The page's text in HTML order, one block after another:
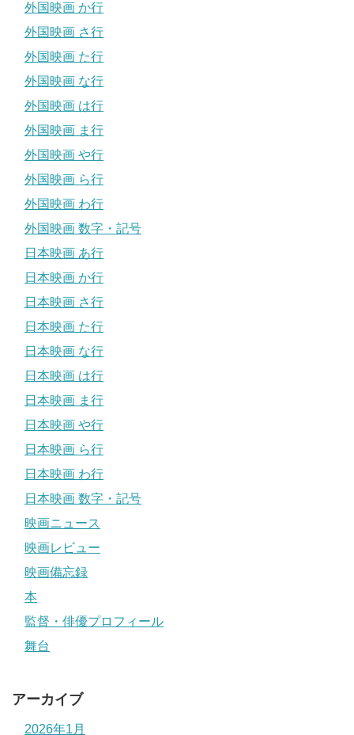
外国映画 か行
外国映画 さ行
外国映画 た行
外国映画 な行
外国映画 は行
外国映画 ま行
外国映画 や行
外国映画 ら行
外国映画 わ行
外国映画 数字・記号
日本映画 あ行
日本映画 か行
日本映画 さ行
日本映画 た行
日本映画 な行
日本映画 は行
日本映画 ま行
日本映画 や行
日本映画 ら行
日本映画 わ行
日本映画 数字・記号
映画ニュース
映画レビュー
映画備忘録
本
監督・俳優プロフィール
舞台
アーカイブ
2026年1月